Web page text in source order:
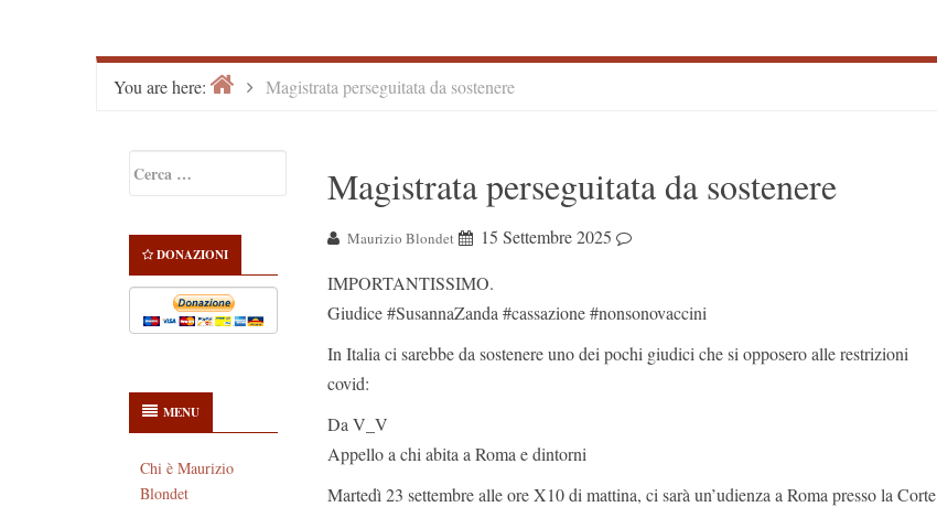
You are here: HomeMagistrata perseguitata da sostenere
Sidebar
per:
DONAZIONI
MENU
Chi è Maurizio
Blondet
Magistrata perseguitata da sostenere
Maurizio Blondet
15 Settembre 2025
IMPORTANTISSIMO.
Giudice #SusannaZanda #cassazione #nonsonovaccini
In Italia ci sarebbe da sostenere uno dei pochi giudici che si opposero alle restrizioni
covid:
Da V_V
Appello a chi abita a Roma e dintorni
Martedì 23 settembre alle ore X10 di mattina, ci sarà un’udienza a Roma presso la Corte